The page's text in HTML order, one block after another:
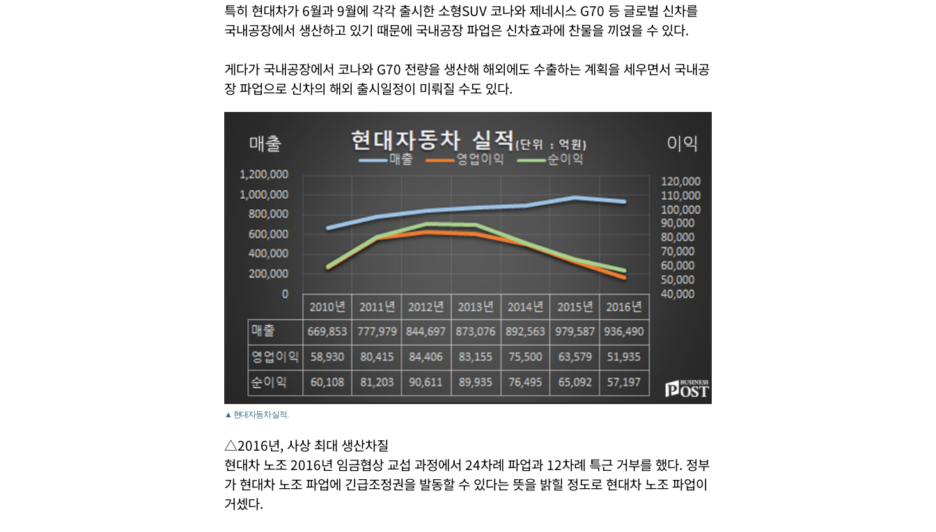
특히 현대차가 6월과 9월에 각각 출시한 소형SUV 코나와 제네시스 G70 등 글로벌 신차를
국내공장에서 생산하고 있기 때문에 국내공장 파업은 신차효과에 찬물을 끼얹을 수 있다.
게다가 국내공장에서 코나와 G70 전량을 생산해 해외에도 수출하는 계획을 세우면서 국내공
장 파업으로 신차의 해외 출시일정이 미뤄질 수도 있다.
▲ 현대자동차 실적.
△2016년, 사상 최대 생산차질
현대차 노조 2016년 임금협상 교섭 과정에서 24차례 파업과 12차례 특근 거부를 했다. 정부
가 현대차 노조 파업에 긴급조정권을 발동할 수 있다는 뜻을 밝힐 정도로 현대차 노조 파업이
거셌다.